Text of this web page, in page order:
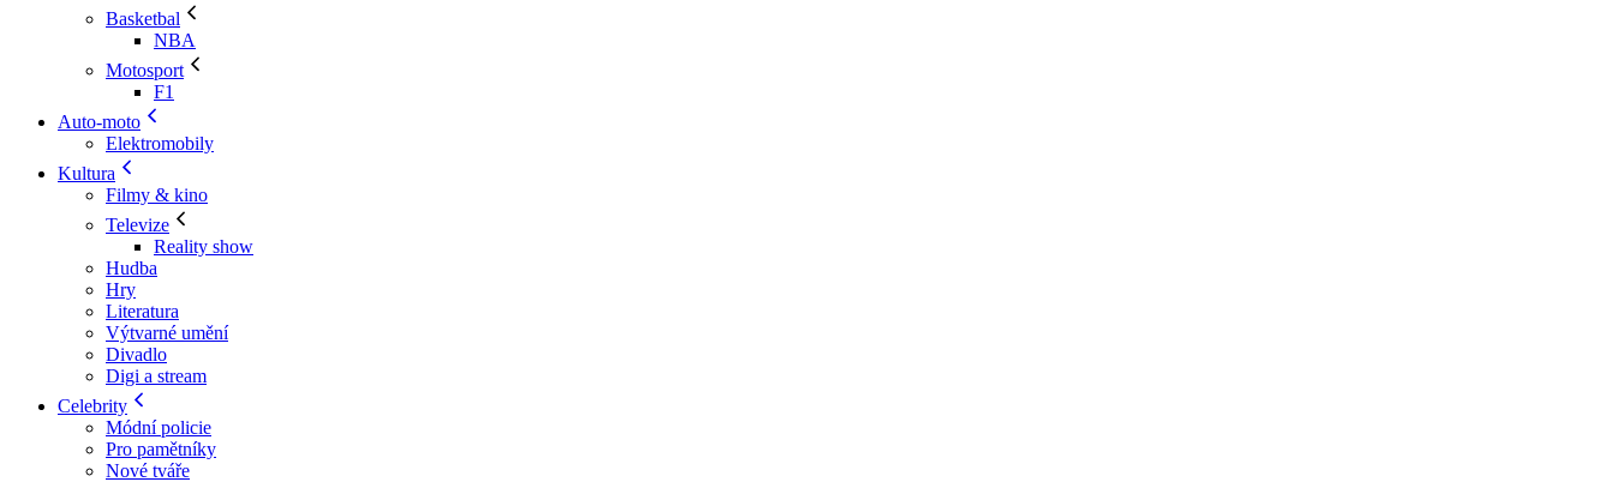
Basketbal
NBA
Motosport
F1
Auto-moto
Elektromobily
Kultura
Filmy & kino
Televize
Reality show
Hudba
Hry
Literatura
Výtvarné umění
Divadlo
Digi a stream
Celebrity
Módní policie
Pro pamětníky
Nové tváře